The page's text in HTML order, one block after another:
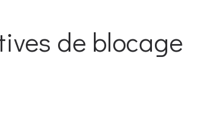
de blocage